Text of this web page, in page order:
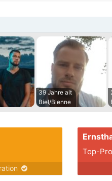
39 Jahre alt
Biel/Bienne
Top-